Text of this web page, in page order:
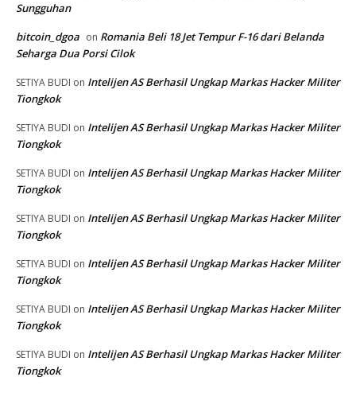
Sungguhan
bitcoin_dgoa on Romania Beli 18 Jet Tempur F-16 dari Belanda
Seharga Dua Porsi Cilok
SETIYA BUDI on Intelijen AS Berhasil Ungkap Markas Hacker Militer
Tiongkok
SETIYA BUDI on Intelijen AS Berhasil Ungkap Markas Hacker Militer
Tiongkok
SETIYA BUDI on Intelijen AS Berhasil Ungkap Markas Hacker Militer
Tiongkok
SETIYA BUDI on Intelijen AS Berhasil Ungkap Markas Hacker Militer
Tiongkok
SETIYA BUDI on Intelijen AS Berhasil Ungkap Markas Hacker Militer
Tiongkok
SETIYA BUDI on Intelijen AS Berhasil Ungkap Markas Hacker Militer
Tiongkok
SETIYA BUDI on Intelijen AS Berhasil Ungkap Markas Hacker Militer
Tiongkok